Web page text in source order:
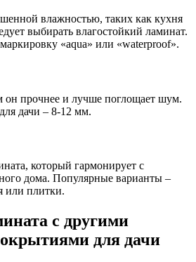
влажностью, таких как кухня
выбирать влагостойкий ламинат.
«aqua» или «waterproof».
он прочнее и лучше поглощает шум.
дачи – 8-12 мм.
который гармонирует с
дома. Популярные варианты –
или плитки.
с другими
для дачи